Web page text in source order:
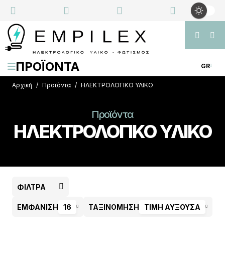
ΠΡΟΪΟΝΤΑ GR
Αρχική Προϊόντα ΗΛΕΚΤΡΟΛΟΓΙΚΟ ΥΛΙΚΟ
Προϊόντα
ΗΛΕΚΤΡΟΛΟΓΙΚΟ ΥΛΙΚΟ
ΦΊΛΤΡΑ
ΕΜΦΑΝΙΣΗ 16 ΤΑΞΙΝΟΜΗΣΗ ΤΙΜΉ ΑΎΞΟΥΣΑ